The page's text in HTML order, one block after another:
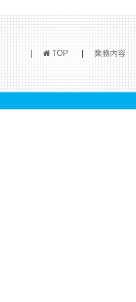
h TOP 業務内容